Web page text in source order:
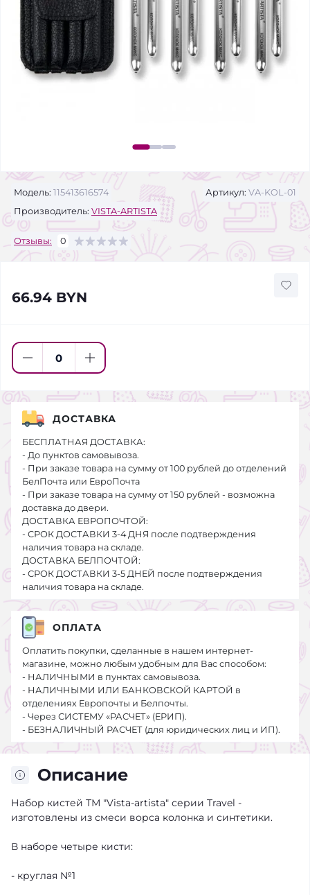
Модель: 115413616574 Артикул: VA-KOL-01
Производитель: VISTA-ARTISTA
Отзывы: 0
66.94 BYN
Описание
Набор кистей ТМ "Vista-artista" серии Travel -
изготовлены из смеси ворса колонка и синтетики.
В наборе четыре кисти:
- круглая №1
ДОСТАВКА
БЕСПЛАТНАЯ ДОСТАВКА:
- До пунктов самовывоза.
- При заказе товара на сумму от 100 рублей до отделений
БелПочта или ЕвроПочта
- При заказе товара на сумму от 150 рублей - возможна
доставка до двери.
ДОСТАВКА ЕВРОПОЧТОЙ:
- СРОК ДОСТАВКИ 3-4 ДНЯ после подтверждения
наличия товара на складе.
ДОСТАВКА БЕЛПОЧТОЙ:
- СРОК ДОСТАВКИ 3-5 ДНЕЙ после подтверждения
наличия товара на складе.
ОПЛАТА
Оплатить покупки, сделанные в нашем интернет-
магазине, можно любым удобным для Вас способом:
- НАЛИЧНЫМИ в пунктах самовывоза.
- НАЛИЧНЫМИ ИЛИ БАНКОВСКОЙ КАРТОЙ в
отделениях Европочты и Белпочты.
- Через СИСТЕМУ «РАСЧЕТ» (ЕРИП).
- БЕЗНАЛИЧНЫЙ РАСЧЕТ (для юридических лиц и ИП).